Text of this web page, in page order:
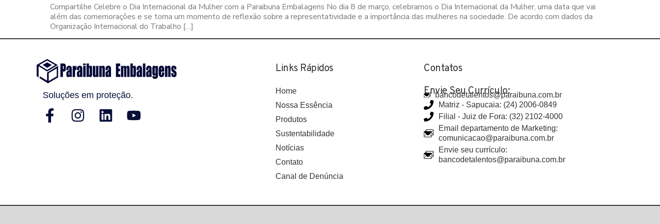
Compartilhe Celebre o Dia Internacional da Mulher com a Paraibuna Embalagens No dia 8 de março, celebramos o Dia Internacional da Mulher, uma data que vai
além das comemorações e se torna um momento de reflexão sobre a representatividade e a importância das mulheres na sociedade. De acordo com dados da
Organização Internacional do Trabalho […]
Soluções em proteção.
Links Rápidos
Home
Nossa Essência
Produtos
Sustentabilidade
Notícias
Contato
Canal de Denúncia
Contatos
Envie Seu Currículo:
bancodetalentos@paraibuna.com.br
Matriz - Sapucaia: (24) 2006-0849
Filial - Juiz de Fora: (32) 2102-4000
Email departamento de Marketing:
comunicacao@paraibuna.com.br
Envie seu currículo:
bancodetalentos@paraibuna.com.br